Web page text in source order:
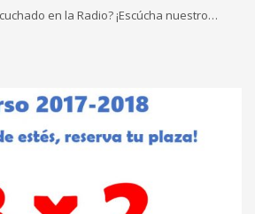
en la Radio? ¡Escúcha nuestro…